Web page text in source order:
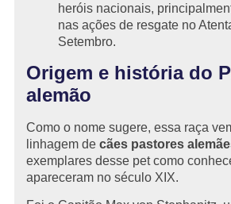
heróis nacionais,
nas ações de resgate no
Setembro.
Origem e história do
alemão
Como o nome sugere, essa raça
linhagem de cães pastores
exemplares desse pet como
apareceram no século XIX.